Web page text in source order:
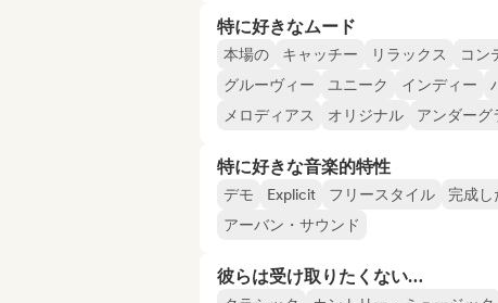
特に好きなムード
本場の キャッチー リラックス コン
グルーヴィー
ユニーク インディー
メロディアス
オリジナル アンダーグ
特に好きな音楽的特性
デモ Explicit フリースタイル 完成し
アーバン・サウンド
彼らは受け取りたくない…